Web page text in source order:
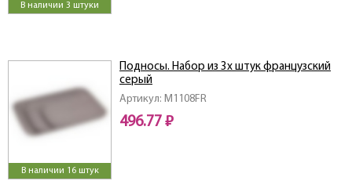
В наличии 3 штуки
В наличии 16 штук
Артикул: M1108FR
Подносы. Набор из 3х штук французcкий
серый
496.77 ₽